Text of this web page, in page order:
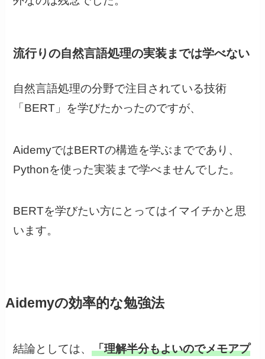
流行りの自然言語処理の実装までは学べない
自然言語処理の分野で注目されている技術
「BERT」を学びたかったのですが、
AidemyではBERTの構造を学ぶまでであり、
Pythonを使った実装まで学べませんでした。
BERTを学びたい方にとってはイマイチかと思
います。
Aidemyの効率的な勉強法
結論としては、「理解半分もよいのでメモアプ